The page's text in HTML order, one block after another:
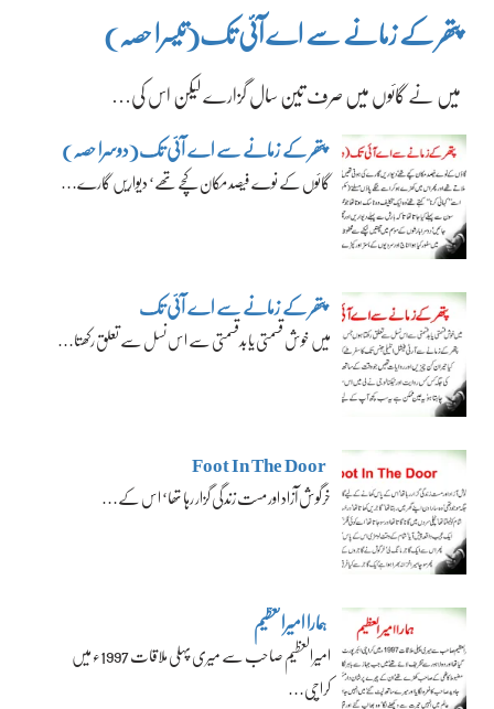
پتھر کے زمانے سے اے آئی تک(تیسرا حصہ)
میں نے گائوں میں صرف تین سال گزارے لیکن اس کی…
پتھر کے زمانے سے اے آئی تک(دوسرا حصہ)
گائوں کے نوے فیصد مکان کچے تھے‘ دیواریں گارے…
پتھر کے زمانے سے اے آئی تک
میں خوش قسمتی یا بدقسمتی سے اس نسل سے تعلق رکھتا…
Foot In The Door
خرگوش آزاد اور مست زندگی گزار رہا تھا‘ اس کے…
ہمارا امیرالعظیم
امیرالعظیم صاحب سے میری پہلی ملاقات 1997ء میں
کراچی…